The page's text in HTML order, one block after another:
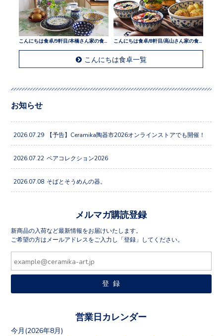
こんにちは食卓/9軒目/本橋さん家の食卓
こんにちは食卓一覧
お知らせ
2026.07.29 【予告】Ceramika陶器市2026オンラインストアでも開催！
2026.07.22 ペアコレクション2026
2026.07.08 そばとそうめんの器。
メルマガ購読登録
新商品の入荷など最新情報をお届けいたします。
ご希望の方はメールアドレスをご入力し「登録」してください。
営業日カレンダー
今月(2026年8月)